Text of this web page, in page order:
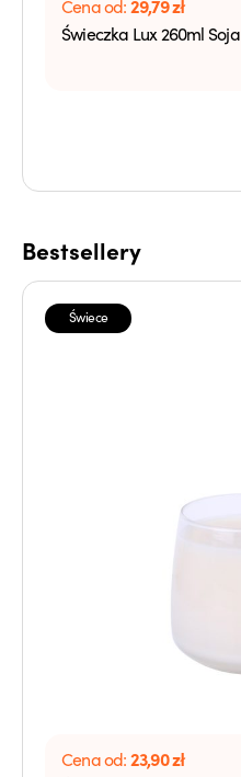
Cena od:29,79zł
Świeczka Lux 260ml Soja
Bestsellery
Świece
Cena od:23,90zł